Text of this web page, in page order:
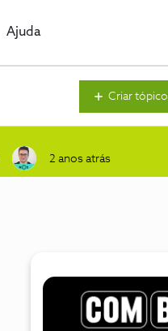
Ajuda
Criar tópico
2 anos atrás